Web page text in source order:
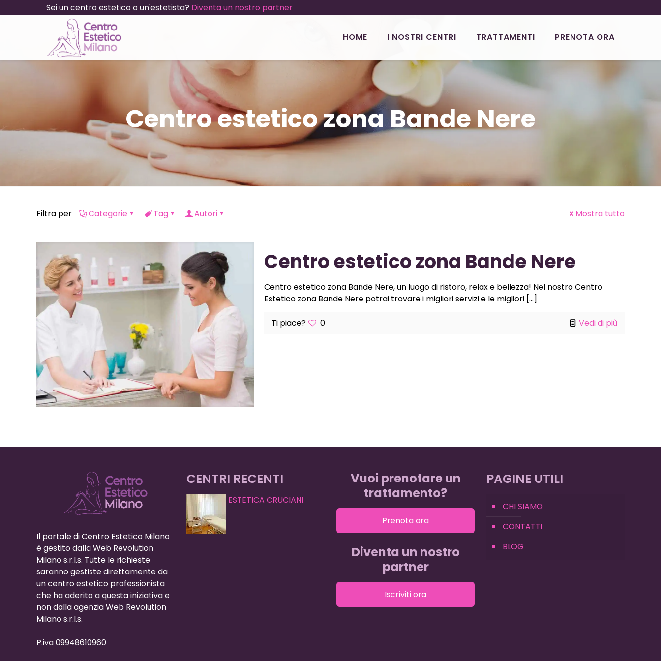
Sei un centro estetico o un'estetista? Diventa un nostro partner
HOME I NOSTRI CENTRI TRATTAMENTI PRENOTA ORA
Centro estetico zona Bande Nere
Filtra per Categorie Tag Autori Mostra tutto
Centro estetico zona Bande Nere
Centro estetico zona Bande Nere, un luogo di ristoro, relax e bellezza! Nel nostro Centro
Estetico zona Bande Nere potrai trovare i migliori servizi e le migliori[…]
Ti piace? 0 Vedi di più
Il portale di Centro Estetico Milano
è gestito dalla Web Revolution
Milano s.r.l.s. Tutte le richieste
saranno gestiste direttamente da
un centro estetico professionista
che ha aderito a questa iniziativa e
non dalla agenzia Web Revolution
Milano s.r.l.s.
P.iva 09948610960
CENTRI RECENTI
ESTETICA CRUCIANI
Vuoi prenotare un
trattamento?
Prenota ora
Diventa un nostro
partner
Iscriviti ora
PAGINE UTILI
CHI SIAMO
CONTATTI
BLOG